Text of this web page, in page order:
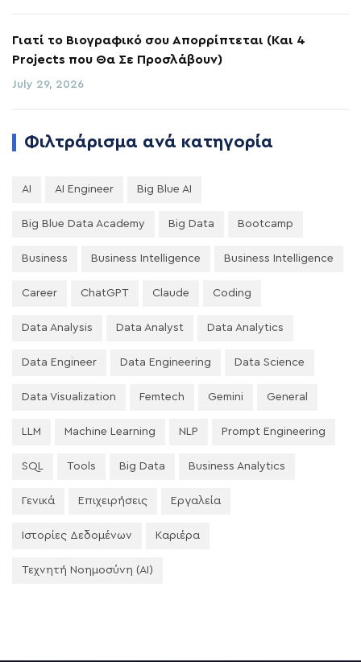
Γιατί το Βιογραφικό σου Απορρίπτεται (Και 4
Projects που Θα Σε Προσλάβουν)
July 29, 2026
Φιλτράρισμα ανά κατηγορία
AI AI Engineer Big Blue AI
Big Blue Data Academy Big Data Bootcamp
Business Business Intelligence Business Intelligence
Career ChatGPT Claude Coding
Data Analysis Data Analyst Data Analytics
Data Engineer Data Engineering Data Science
Data Visualization Femtech Gemini General
LLM Machine Learning NLP Prompt Engineering
SQL Tools Big Data Business Analytics
Γενικά Επιχειρήσεις Εργαλεία
Ιστορίες Δεδομένων Καριέρα
Τεχνητή Νοημοσύνη (AI)